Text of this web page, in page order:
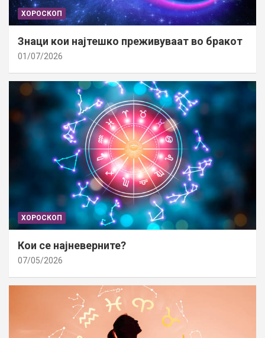
ХОРОСКОП
Знаци кои најтешко преживуваат во бракот
01/07/2026
ХОРОСКОП
Кои се најневерните?
07/05/2026